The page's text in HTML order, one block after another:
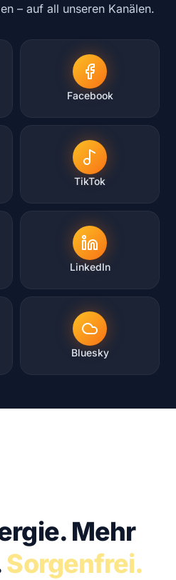
– auf all unseren Kanälen.
Facebook
TikTok
LinkedIn
Bluesky
Mehr
Sorgenfrei.